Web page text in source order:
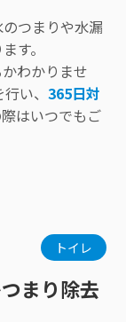
つまりや水漏
す。
わかりませ
行い、365日対
はいつでもご
トイレ
まり除去